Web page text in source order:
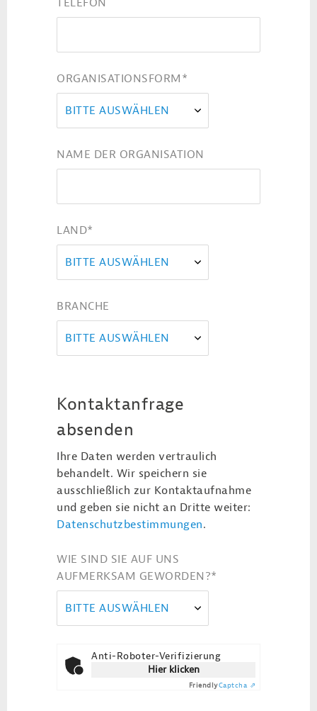
TELEFON
ORGANISATIONSFORM *
BITTE AUSWÄHLEN
NAME DER ORGANISATION
LAND*
BITTE AUSWÄHLEN
BRANCHE
BITTE AUSWÄHLEN
Kontaktanfrage
absenden
Ihre Daten werden vertraulich
behandelt. Wir speichern sie
ausschließlich zur Kontaktaufnahme
und geben sie nicht an Dritte weiter:
Datenschutzbestimmungen.
WIE SIND SIE AUF UNS
AUFMERKSAM GEWORDEN?*
BITTE AUSWÄHLEN
Anti-Roboter-Verifizierung
Hier klicken
FriendlyCaptcha ⇗